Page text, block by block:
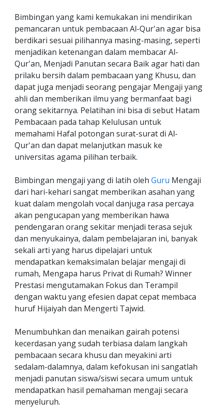
Bimbingan yang kami kemukakan ini mendirikan
pemancaran untuk pembacaan Al-Qur'an agar bisa
berdikari sesuai pilihannya masing-masing, seperti
menjadikan ketenangan dalam membacar Al-
Qur'an, Menjadi Panutan secara Baik agar hati dan
prilaku bersih dalam pembacaan yang Khusu, dan
dapat juga menjadi seorang pengajar Mengaji yang
ahli dan memberikan ilmu yang bermanfaat bagi
orang sekitarnya. Pelatihan ini bisa di sebut Hatam
Pembacaan pada tahap Kelulusan untuk
memahami Hafal potongan surat-surat di Al-
Qur'an dan dapat melanjutkan masuk ke
universitas agama pilihan terbaik.
Bimbingan mengaji yang di latih oleh Guru Mengaji
dari hari-kehari sangat memberikan asahan yang
kuat dalam mengolah vocal danjuga rasa percaya
akan pengucapan yang memberikan hawa
pendengaran orang sekitar menjadi terasa sejuk
dan menyukainya, dalam pembelajaran ini, banyak
sekali arti yang harus dipelajari untuk
mendapatkan kemaksimalan belajar mengaji di
rumah, Mengapa harus Privat di Rumah? Winner
Prestasi mengutamakan Fokus dan Terampil
dengan waktu yang efesien dapat cepat membaca
huruf Hijaiyah dan Mengerti Tajwid.
Menumbuhkan dan menaikan gairah potensi
kecerdasan yang sudah terbiasa dalam langkah
pembacaan secara khusu dan meyakini arti
sedalam-dalamnya, dalam kefokusan ini sangatlah
menjadi panutan siswa/siswi secara umum untuk
mendapatkan hasil pemahaman mengaji secara
menyeluruh.